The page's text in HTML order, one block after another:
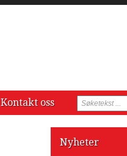
Kontakt oss
Nyheter